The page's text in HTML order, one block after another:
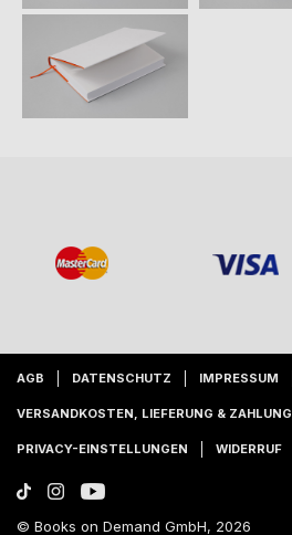
AGB DATENSCHUTZ IMPRESSUM
VERSANDKOSTEN, LIEFERUNG & ZAHLUNG
PRIVACY-EINSTELLUNGEN WIDERRUF
© Books on Demand GmbH, 2026